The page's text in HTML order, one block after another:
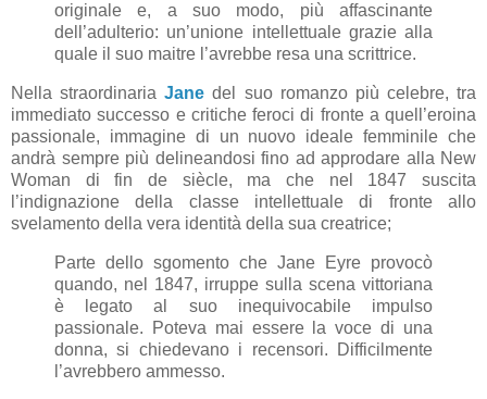
originale e, a suo modo, più affascinante
dell’adulterio: un’unione intellettuale grazie alla
quale il suo maitre l’avrebbe resa una scrittrice.
Nella straordinariaJane del suo romanzo più celebre, tra
immediato successo e critiche feroci di fronte a quell’eroina
passionale, immagine di un nuovo ideale femminile che
andrà sempre più delineandosi fino ad approdare alla New
Woman di fin de siècle, ma che nel 1847 suscita
l’indignazione della classe intellettuale di fronte allo
svelamento della vera identità della sua creatrice;
Parte dello sgomento che Jane Eyre provocò
quando, nel 1847, irruppe sulla scena vittoriana
è legato al suo inequivocabile impulso
passionale. Poteva mai essere la voce di una
donna, si chiedevano i recensori. Difficilmente
l’avrebbero ammesso.